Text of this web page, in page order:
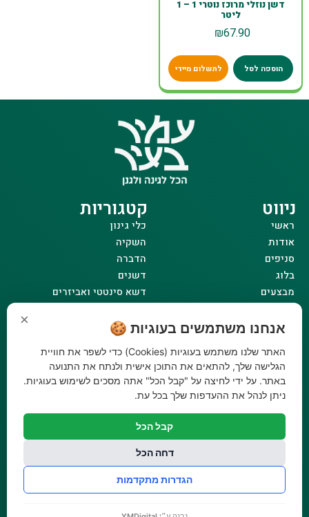
דשן נוזלי מרוכז נוטרי 1 – 1
ליטר
₪67.90
הוספה לסל לתשלום מיידי
ניווט
ראשי
אודות
סניפים
בלוג
מבצעים
צרו קשר
תקנון אתר
מדיניות פרטיות
קטגוריות
כלי גינון
השקיה
הדברה
דשנים
דשא סינטטי ואביזרים
לבית לחצר ולגינה
שעות פעילות
ראשון - 08:00-17:00
שלישי - 08:00-17:00
שישי - 08:00-12:30
× אנחנו משתמשים בעוגיות 🍪
האתר שלנו משתמש בעוגיות (Cookies) כדי לשפר את חוויית
הגלישה שלך, להתאים את התוכן אישית ולנתח את התנועה
באתר. על ידי לחיצה על "קבל הכל" אתה מסכים לשימוש בעוגיות.
ניתן לנהל את ההעדפות שלך בכל עת.
קבל הכל
דחה הכל
הגדרות מתקדמות